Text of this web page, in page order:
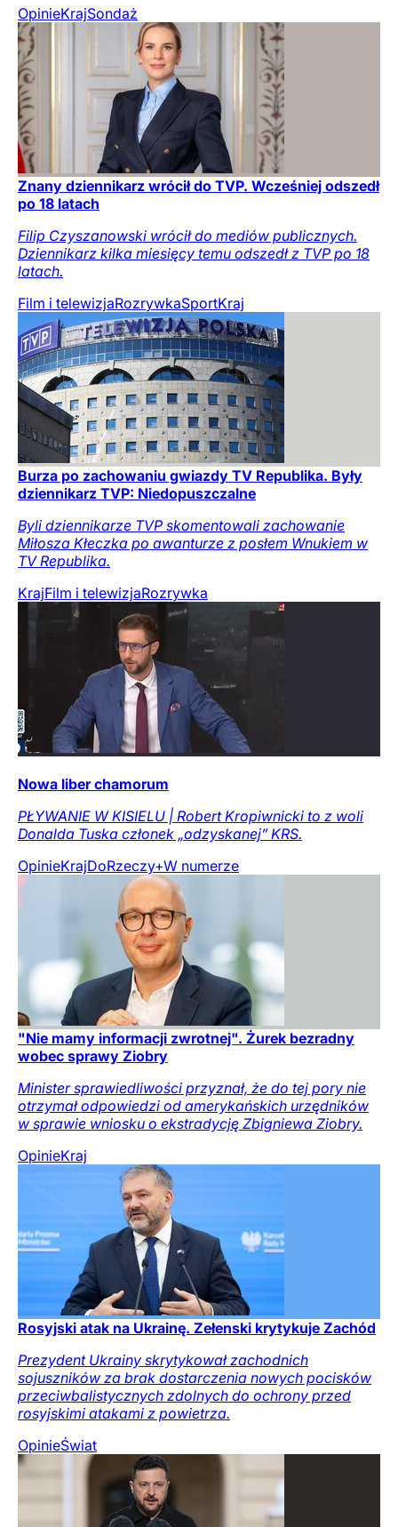
OpinieKrajSondaż
Znany dziennikarz wrócił do TVP. Wcześniej odszedł
po 18 latach
Filip Czyszanowski wrócił do mediów publicznych.
Dziennikarz kilka miesięcy temu odszedł z TVP po 18
latach.
Film i telewizjaRozrywkaSportKraj
Burza po zachowaniu gwiazdy TV Republika. Były
dziennikarz TVP: Niedopuszczalne
Byli dziennikarze TVP skomentowali zachowanie
Miłosza Kłeczka po awanturze z posłem Wnukiem w
TV Republika.
KrajFilm i telewizjaRozrywka
Nowa liber chamorum
PŁYWANIE W KISIELU | Robert Kropiwnicki to z woli
Donalda Tuska członek „odzyskanej” KRS.
OpinieKrajDoRzeczy+W numerze
"Nie mamy informacji zwrotnej". Żurek bezradny
wobec sprawy Ziobry
Minister sprawiedliwości przyznał, że do tej pory nie
otrzymał odpowiedzi od amerykańskich urzędników
w sprawie wniosku o ekstradycję Zbigniewa Ziobry.
OpinieKraj
Rosyjski atak na Ukrainę. Zełenski krytykuje Zachód
Prezydent Ukrainy skrytykował zachodnich
sojuszników za brak dostarczenia nowych pocisków
przeciwbalistycznych zdolnych do ochrony przed
rosyjskimi atakami z powietrza.
OpinieŚwiat